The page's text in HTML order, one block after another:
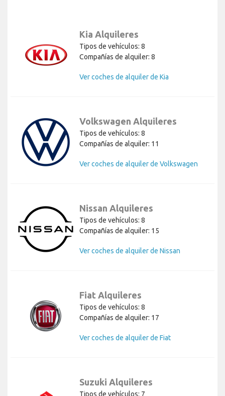
Kia Alquileres
Tipos de vehículos: 8
Compañías de alquiler: 8
Ver coches de alquiler de Kia
Volkswagen Alquileres
Tipos de vehículos: 8
Compañías de alquiler: 11
Ver coches de alquiler de Volkswagen
Nissan Alquileres
Tipos de vehículos: 8
Compañías de alquiler: 15
Ver coches de alquiler de Nissan
Fiat Alquileres
Tipos de vehículos: 8
Compañías de alquiler: 17
Ver coches de alquiler de Fiat
Suzuki Alquileres
Tipos de vehículos: 7